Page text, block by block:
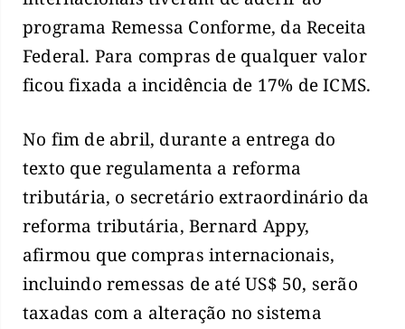
programa Remessa Conforme, da Receita
Federal. Para compras de qualquer valor
ficou fixada a incidência de 17% de ICMS.
No fim de abril, durante a entrega do
texto que regulamenta a reforma
tributária, o secretário extraordinário da
reforma tributária, Bernard Appy,
afirmou que compras internacionais,
incluindo remessas de até US$ 50, serão
taxadas com a alteração no sistema